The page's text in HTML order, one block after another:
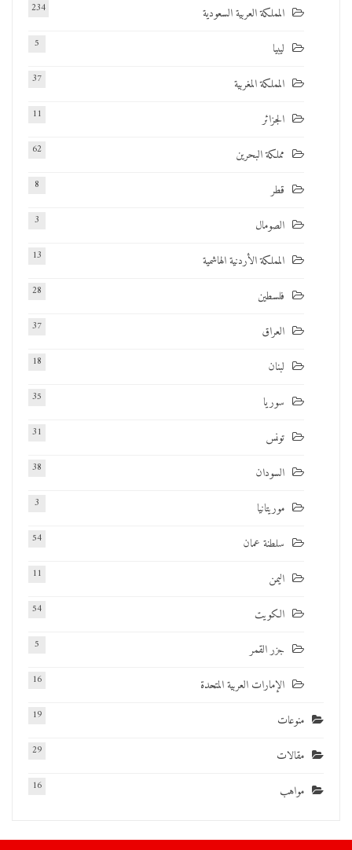
المملكة العربية السعودية 234
ليبيا 5
المملكة المغربية 37
الجزائر 11
مملكة البحرين 62
قطر 8
الصومال 3
المملكة الأردنية الهاشمية 13
فلسطين 28
العراق 37
لبنان 18
سوريا 35
تونس 31
السودان 38
موريتانيا 3
سلطنة عمان 54
اليمن 11
الكويت 54
جزر القمر 5
الإمارات العربية المتحدة 16
منوعات 19
مقالات 29
مواهب 16